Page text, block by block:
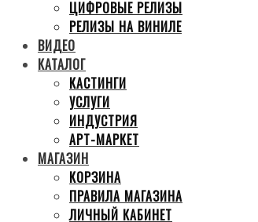
ЦИФРОВЫЕ РЕЛИЗЫ
РЕЛИЗЫ НА ВИНИЛЕ
ВИДЕО
КАТАЛОГ
КАСТИНГИ
УСЛУГИ
ИНДУСТРИЯ
АРТ-МАРКЕТ
МАГАЗИН
КОРЗИНА
ПРАВИЛА МАГАЗИНА
ЛИЧНЫЙ КАБИНЕТ